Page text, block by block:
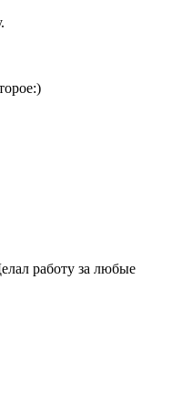
работу за любые